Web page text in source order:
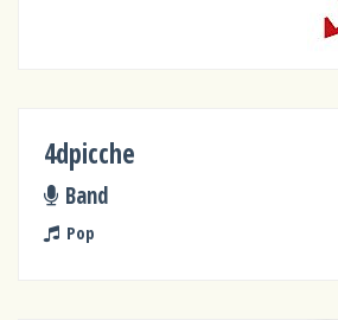
4dpicche
Band
Pop